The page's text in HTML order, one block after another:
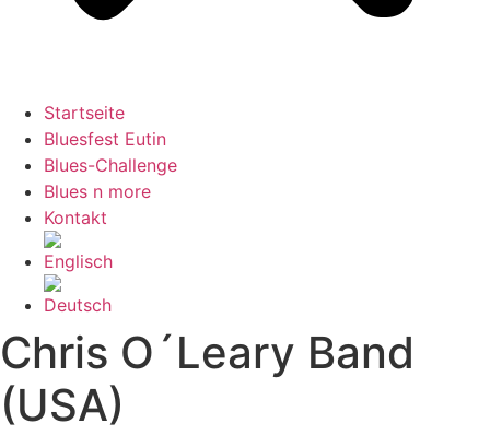
Startseite
Bluesfest Eutin
Blues-Challenge
Blues n more
Kontakt
Chris O´Leary Band
(USA)